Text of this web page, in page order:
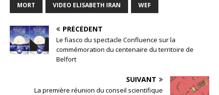
MORT VIDEO ELISABETH IRAN WEF
PRÉCÉDENT
Le fiasco du spectacle Confluence sur la
commémoration du centenaire du territoire de
Belfort
SUIVANT
La première réunion du conseil scientifique